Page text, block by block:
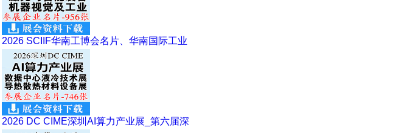
2026 SCIIF华南工博会名片、华南国际工业
2026 DC CIME深圳AI算力产业展_第六届深